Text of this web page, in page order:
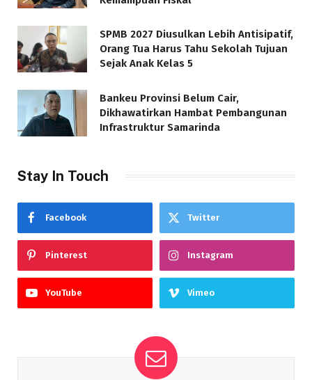
SPMB 2027 Diusulkan Lebih Antisipatif,
Orang Tua Harus Tahu Sekolah Tujuan
Sejak Anak Kelas 5
Bankeu Provinsi Belum Cair,
Dikhawatirkan Hambat Pembangunan
Infrastruktur Samarinda
Stay In Touch
Facebook Twitter
Pinterest Instagram
YouTube Vimeo